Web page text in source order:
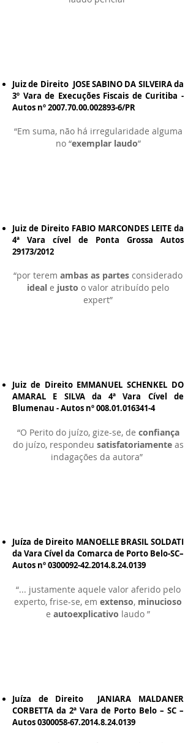
Juiz de Direito JOSE SABINO DA SILVEIRA da
3º Vara de Execuções Fiscais de Curitiba -
Autos nº2007.70.00.002893-6/PR
“Em suma, não há irregularidade alguma
no “exemplar laudo”
Juiz de Direito FABIO MARCONDES LEITE da
4ª Vara cível de Ponta Grossa Autos
29173/2012
“por terem ambas as partes considerado
ideal e justo o valor atribuído pelo
expert”
Juiz de Direito EMMANUEL SCHENKEL DO
AMARAL E SILVA da 4ª Vara Cível de
Blumenau - Autos nº008.01.016341-4
“O Perito do juízo, gize-se, de confiança
do juízo, respondeu satisfatoriamente as
indagações da autora”
Juíza de Direito MANOELLE BRASIL SOLDATI
da Vara Cível da Comarca de Porto Belo-SC–
Autos nº0300092-42.2014.8.24.0139
“... justamente aquele valor aferido pelo
experto, frise-se, em extenso, minucioso
e autoexplicativo laudo ”
Juíza de Direito JANIARA MALDANER
CORBETTA da 2ª Vara de Porto Belo – SC –
Autos0300058-67.2014.8.24.0139